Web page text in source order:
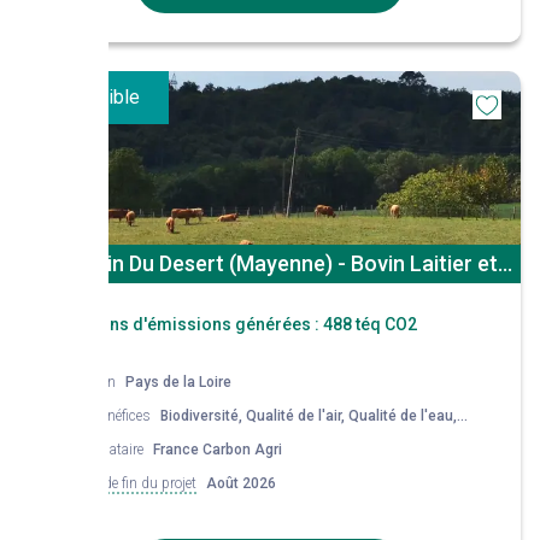
Disponible
St Aubin Du Desert (Mayenne) - Bovin Laitier et
Réductions d'émissions générées : 488 téq CO2
Région
Pays de la Loire
Co-bénéfices
Biodiversité, Qualité de l'air, Qualité de l'eau,
Mandataire
France Carbon Agri
Date de fin du projet Août 2026